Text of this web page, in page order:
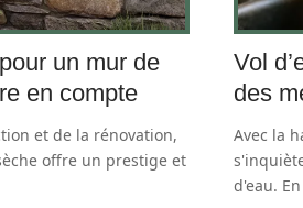
un mur de
en compte
et de la rénovation,
offre un prestige et
Vol
des
Avec la
d'eau.